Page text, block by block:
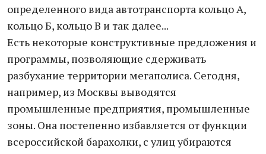
определенного вида автотранспорта кольцо А,
кольцо Б, кольцо В и так далее...
Есть некоторые конструктивные предложения и
программы, позволяющие сдерживать
разбухание территории мегаполиса. Сегодня,
например, из Москвы выводятся
промышленные предприятия, промышленные
зоны. Она постепенно избавляется от функции
всероссийской барахолки, с улиц убираются